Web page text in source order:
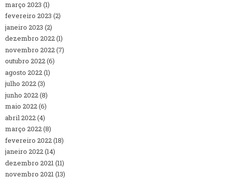
março 2023 (1)
fevereiro 2023 (2)
janeiro 2023 (2)
dezembro 2022(1)
novembro 2022(7)
outubro 2022(6)
agosto 2022(1)
julho 2022(3)
junho 2022(8)
maio 2022(6)
abril 2022(4)
março 2022(8)
fevereiro 2022(18)
janeiro 2022(14)
dezembro 2021(11)
novembro 2021(13)